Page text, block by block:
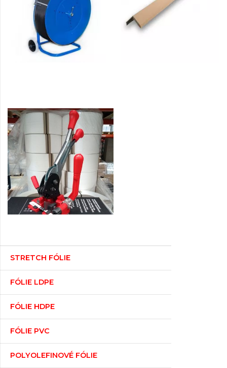
STRETCH FÓLIE
FÓLIE LDPE
FÓLIE HDPE
FÓLIE PVC
POLYOLEFINOVÉ FÓLIE